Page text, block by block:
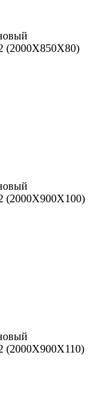
(2000Х850Х80)
(2000Х900Х100)
(2000Х900Х110)